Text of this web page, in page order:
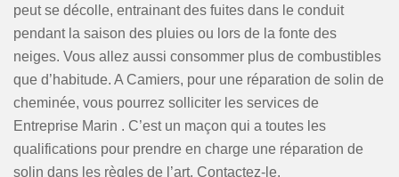
peut se décolle, entrainant des fuites dans le conduit
pendant la saison des pluies ou lors de la fonte des
neiges. Vous allez aussi consommer plus de combustibles
que d’habitude. A Camiers, pour une réparation de solin de
cheminée, vous pourrez solliciter les services de
Entreprise Marin . C’est un maçon qui a toutes les
qualifications pour prendre en charge une réparation de
solin dans les règles de l’art. Contactez-le.